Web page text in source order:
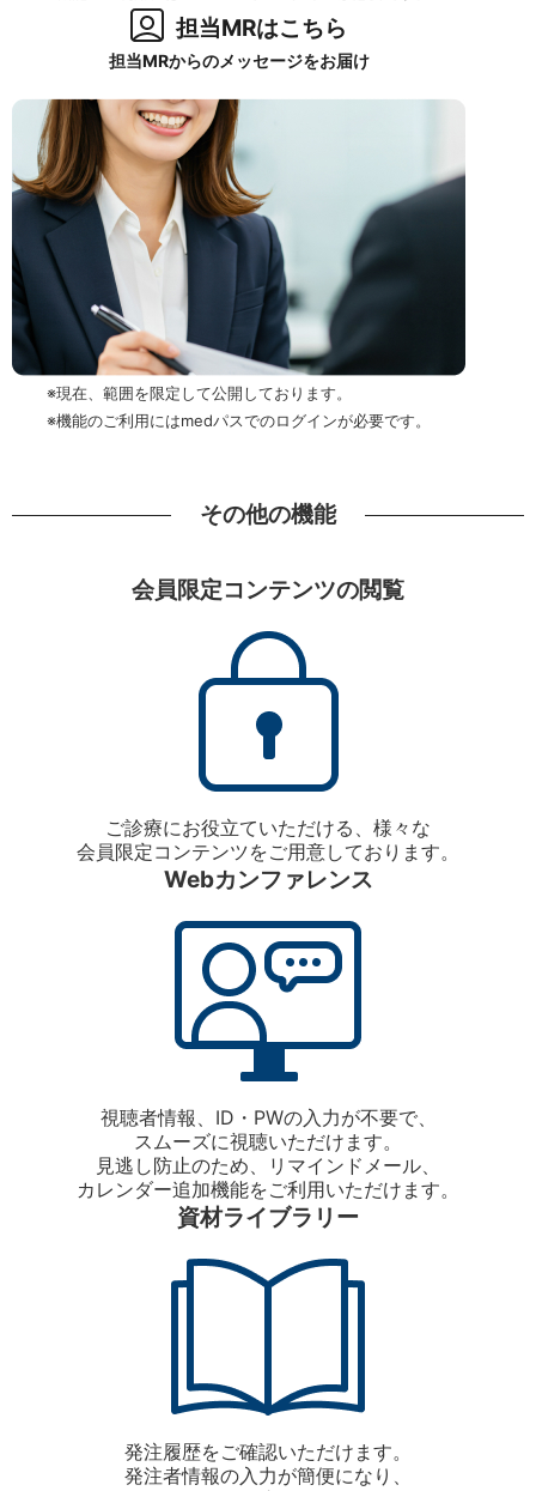
担当MRはこちら
担当MRからのメッセージをお届け
※現在、範囲を限定して公開しております。
※機能のご利用にはmedパスでのログインが必要です。
その他の機能
会員限定コンテンツの閲覧
ご診療にお役立ていただける、様々な
会員限定コンテンツをご用意しております。
Webカンファレンス
視聴者情報、ID・PWの入力が不要で、
スムーズに視聴いただけます。
見逃し防止のため、リマインドメール、
カレンダー追加機能をご利用いただけます。
資材ライブラリー
発注履歴をご確認いただけます。
発注者情報の入力が簡便になり、